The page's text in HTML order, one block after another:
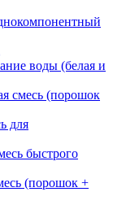
воды (белая и
смесь (порошок
для
быстрого
(порошок +